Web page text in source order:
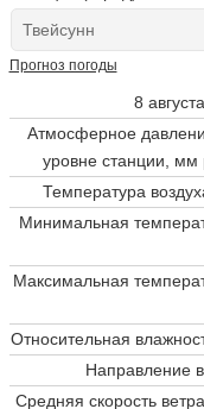
Прогноз погоды
8
Атмосферное
уровне станции, мм
Температура
Минимальная
Максимальная
Относительная
Направление
Средняя скорость